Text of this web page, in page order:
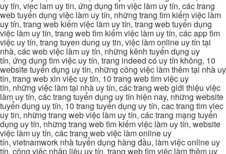
uy tín, viec lam uy tin, ứng dụng tìm việc làm uy tín, các trang
web tuyển dụng việc làm uy tín, những trang tìm kiếm việc làm
uy tín, trang web kiếm việc làm uy tín, trang web tuyển dụng
việc làm uy tín, trang web tìm kiếm việc làm uy tín, các app tìm
việc uy tín, trang tuyen dung uy tin, việc làm online uy tín tại
nhà, các web việc làm uy tín, những kênh tuyển dụng uy
tín, ứng dụng tìm việc uy tín, trang indeed có uy tín không, 10
website tuyển dụng uy tín, những công việc làm thêm tại nhà uy
tín, trang web xin việc uy tín, 10 trang web tìm việc uy
tín, những việc làm tại nhà uy tín, các trang web giới thiệu việc
làm uy tín, các trang tuyển dụng uy tín hiện nay, những website
tuyển dụng uy tín, 10 trang tuyển dụng uy tín, cac trang tim viec
uy tin, những trang web việc làm uy tín, các trang mạng tuyển
dụng uy tín, những trang web tìm kiếm việc làm uy tín, website
việc làm uy tín, các trang web việc làm online uy
tín, vietnamwork nhà tuyển dụng hàng đầu, làm việc online uy
tín, công việc nhập liệu uy tín, trang web tìm việc làm thêm uy